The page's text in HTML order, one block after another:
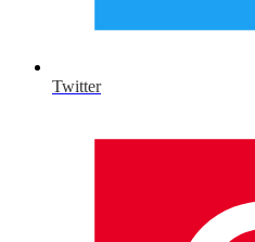
Twitter